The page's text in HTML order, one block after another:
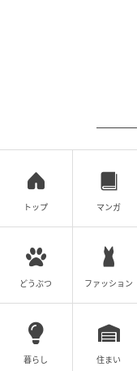
好で、観光やレジ
災害時に駆けつ
トップ マンガ
どうぶつ ファッション
暮らし 住まい